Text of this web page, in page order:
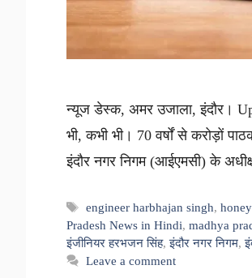
न्यूज डेस्क, अमर उजाला, इंदौर।
भी, कभी भी। 70 वर्षों से करोड़ों
इंदौर नगर निगम (आईएमसी) के
Tags
engineer harbhajan singh,
Pradesh News in Hindi, madhya
इंजीनियर हरभजन सिंह,इंदौर नगर निगम,
Leave a comment